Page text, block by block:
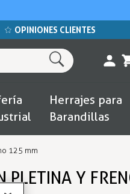
OPINIONES CLIENTES
Herrajes para
Barandillas
125 mm
PLETINA Y